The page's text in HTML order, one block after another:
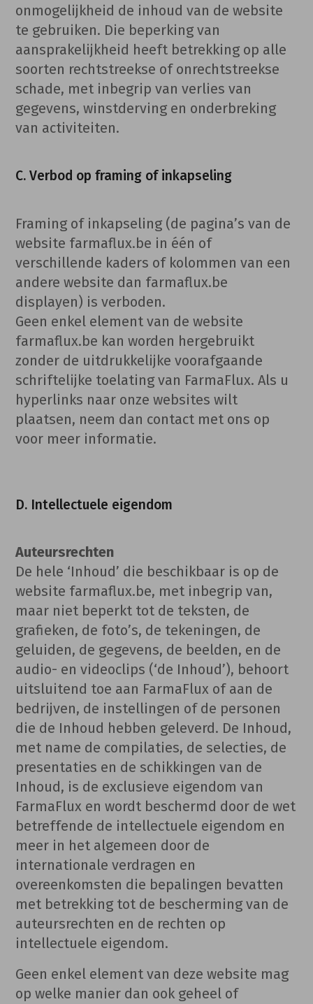
onmogelijkheid de inhoud van de website
te gebruiken. Die beperking van
aansprakelijkheid heeft betrekking op alle
soorten rechtstreekse of onrechtstreekse
schade, met inbegrip van verlies van
gegevens, winstderving en onderbreking
van activiteiten.
C. Verbod op framing of inkapseling
Framing of inkapseling (de pagina’s van de
website farmaflux.be in één of
verschillende kaders of kolommen van een
andere website dan farmaflux.be
displayen) is verboden.
Geen enkel element van de website
farmaflux.be kan worden hergebruikt
zonder de uitdrukkelijke voorafgaande
schriftelijke toelating van FarmaFlux. Als u
hyperlinks naar onze websites wilt
plaatsen, neem dan contact met ons op
voor meer informatie.
D. Intellectuele eigendom
Auteursrechten
De hele ‘Inhoud’ die beschikbaar is op de
website farmaflux.be, met inbegrip van,
maar niet beperkt tot de teksten, de
grafieken, de foto’s, de tekeningen, de
geluiden, de gegevens, de beelden, en de
audio- en videoclips (‘de Inhoud’), behoort
uitsluitend toe aan FarmaFlux of aan de
bedrijven, de instellingen of de personen
die de Inhoud hebben geleverd. De Inhoud,
met name de compilaties, de selecties, de
presentaties en de schikkingen van de
Inhoud, is de exclusieve eigendom van
FarmaFlux en wordt beschermd door de wet
betreffende de intellectuele eigendom en
meer in het algemeen door de
internationale verdragen en
overeenkomsten die bepalingen bevatten
met betrekking tot de bescherming van de
auteursrechten en de rechten op
intellectuele eigendom.
Geen enkel element van deze website mag
op welke manier dan ook geheel of